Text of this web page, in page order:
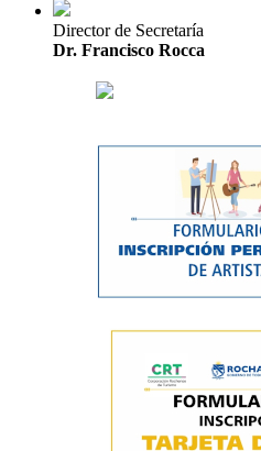
Director de Secretaría
Dr. Francisco Rocca